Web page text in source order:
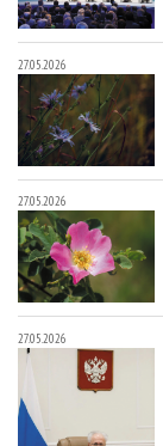
27.05.2026
27.05.2026
27.05.2026